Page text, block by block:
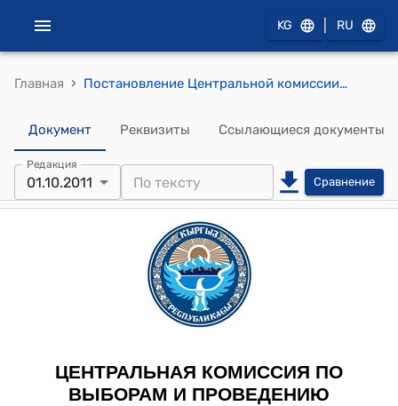
KG RU
Главная › Постановление Центральной комиссии по выборам и проведению референдумов КР от 1 октября 2011 года № 323 "Об аккредитации международных наблюдателей на выборах Президента Кыргызской Республики 30 октября 2011 года"
Документ Реквизиты Ссылающиеся документы
Редакция
01.10.2011 Сравнение